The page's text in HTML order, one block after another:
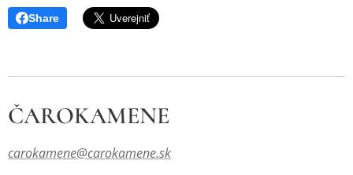
Share
ČAROKAMENE
carokamene@carokamene.sk